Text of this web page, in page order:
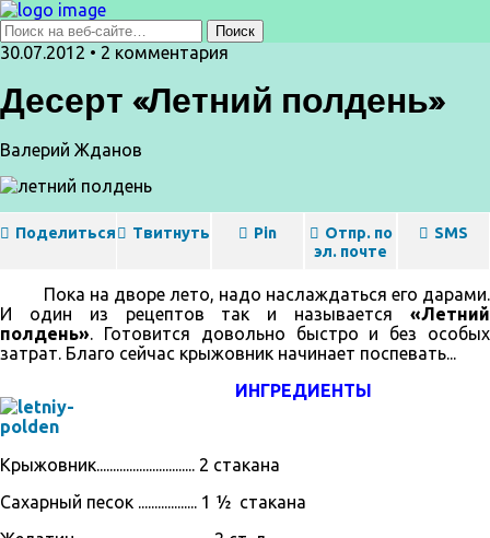
30.07.2012 • 2 комментария
Десерт «Летний полдень»
Валерий Жданов
Поделиться Твитнуть Pin
Отпр. по
эл. почте
SMS
Пока на дворе лето, надо наслаждаться его дарами.
И один из рецептов так и называется «Летний
полдень». Готовится довольно быстро и без особых
затрат. Благо сейчас крыжовник начинает поспевать...
ИНГРЕДИЕНТЫ
Крыжовник.............................. 2 стакана
Сахарный песок .................. 1 ½ стакана